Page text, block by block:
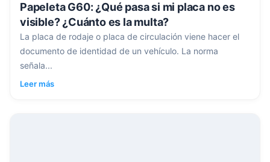
Papeleta G60: ¿Qué pasa si mi placa no es
visible? ¿Cuánto es la multa?
La placa de rodaje o placa de circulación viene hacer el
documento de identidad de un vehículo. La norma
señala...
Leer más